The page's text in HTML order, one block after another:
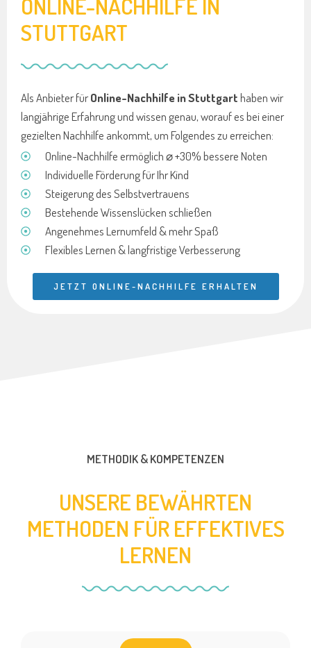
ONLINE-NACHHILFE IN
STUTTGART
Als Anbieter fürOnline-Nachhilfe in Stuttgarthaben wir
langjährige Erfahrung und wissen genau, worauf es bei einer
gezielten Nachhilfe ankommt, um Folgendes zu erreichen:
Online-Nachhilfe ermöglich ⌀ +30% bessere Noten
Individuelle Förderung für Ihr Kind
Steigerung des Selbstvertrauens
Bestehende Wissenslücken schließen
Angenehmes Lernumfeld & mehr Spaß
Flexibles Lernen & langfristige Verbesserung
JETZT ONLINE-NACHHILFE ERHALTEN
METHODIK & KOMPETENZEN
UNSERE BEWÄHRTEN
METHODEN FÜR EFFEKTIVES
LERNEN